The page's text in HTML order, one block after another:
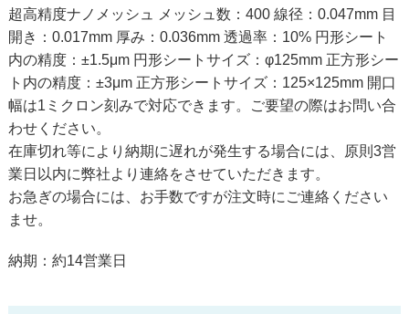
超高精度ナノメッシュ メッシュ数：400 線径：0.047mm 目
開き：0.017mm 厚み：0.036mm 透過率：10% 円形シート
内の精度：±1.5μm 円形シートサイズ：φ125mm 正方形シー
ト内の精度：±3μm 正方形シートサイズ：125×125mm 開口
幅は1ミクロン刻みで対応できます。ご要望の際はお問い合
わせください。
在庫切れ等により納期に遅れが発生する場合には、原則3営
業日以内に弊社より連絡をさせていただきます。
お急ぎの場合には、お手数ですが注文時にご連絡ください
ませ。
納期：約14営業日